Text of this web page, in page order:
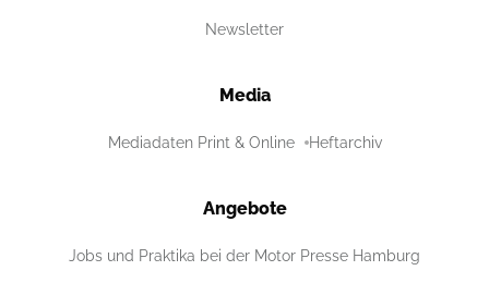
Newsletter
Media
Mediadaten Print & Online Heftarchiv
Angebote
Jobs und Praktika bei der Motor Presse Hamburg